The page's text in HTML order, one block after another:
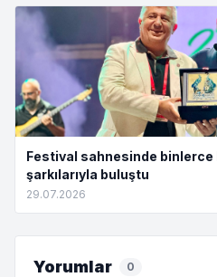
Festival sahnesinde binlerce
şarkılarıyla buluştu
29.07.2026
Yorumlar 0